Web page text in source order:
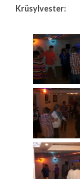
Krüsylvester: